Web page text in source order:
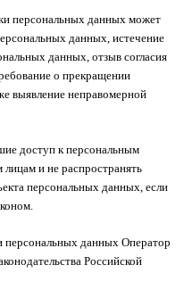
персональных данных может
данных, истечение
данных, отзыв согласия
о прекращении
выявление неправомерной
доступ к персональным
и не распространять
персональных данных, если
персональных данных Оператор
Российской